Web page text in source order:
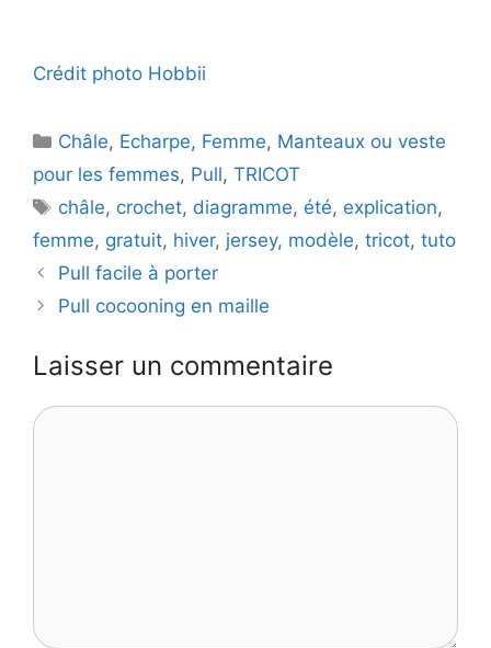
Crédit photo Hobbii
Catégories
Châle, Echarpe, Femme, Manteaux ou veste
pour les femmes, Pull, TRICOT
Étiquettes
châle, crochet, diagramme, été, explication,
femme, gratuit, hiver, jersey, modèle, tricot, tuto
Pull facile à porter
Pull cocooning en maille
Laisser un commentaire
Commentaire